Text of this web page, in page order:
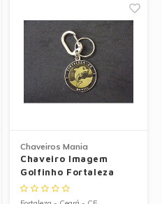
Chaveiros Mania
Chaveiro Imagem
Golfinho Fortaleza